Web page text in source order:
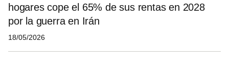
hogares cope el 65% de sus rentas en 2028
por la guerra en Irán
18/05/2026